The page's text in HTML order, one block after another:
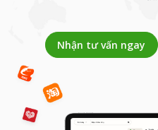
Nhận tư vấn ngay